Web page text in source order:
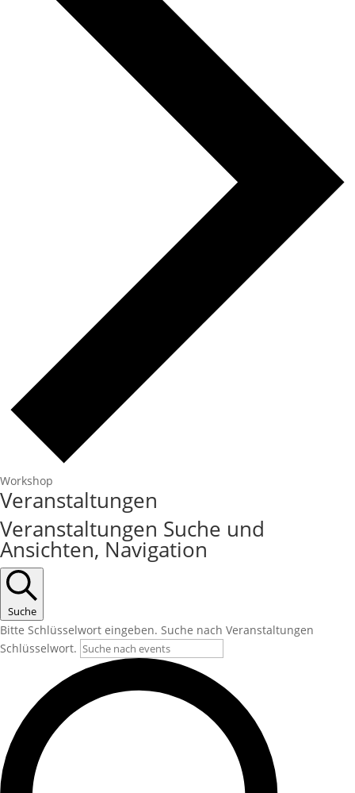
Workshop
Veranstaltungen
Veranstaltungen Suche und
Ansichten, Navigation
Suche
Bitte Schlüsselwort eingeben. Suche nach Veranstaltungen
Schlüsselwort.